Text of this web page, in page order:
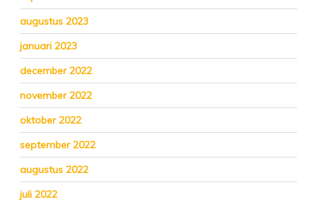
augustus 2023
januari 2023
december 2022
november 2022
oktober 2022
september 2022
augustus 2022
juli 2022